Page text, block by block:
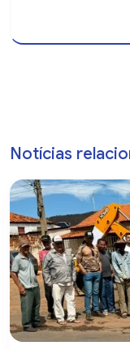
Notícias